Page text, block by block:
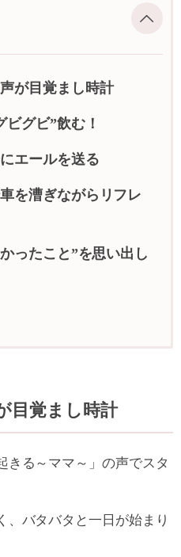
が目覚まし時計
ビグビ”飲む！
エールを送る
を漕ぎながらリフレ
かったこと”を思い出し
目覚まし時計
きる～ママ～」の声でスタ
、バタバタと一日が始まり